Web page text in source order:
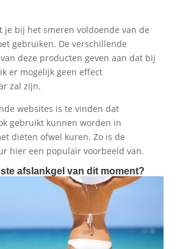
je bij het smeren voldoende van de
gebruiken. De verschillende
deze producten geven aan dat bij
er mogelijk geen effect
zal zijn.
websites is te vinden dat
gebruikt kunnen worden in
diëten ofwel kuren. Zo is de
hier een populair voorbeeld van.
afslankgel van dit moment?